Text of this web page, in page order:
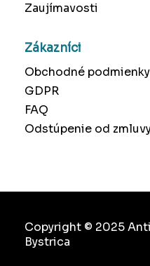
Zaujímavosti
Zákazníci
Obchodné podmienky
GDPR
FAQ
Odstúpenie od
Copyright © 2025
Bystrica